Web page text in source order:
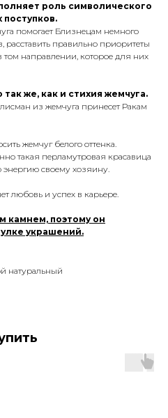
роль символического
помогает Близнецам немного
правильно приоритеты
направлении, которое для них
так же, как и стихия жемчуга.
из жемчуга принесет Ракам
жемчуг белого оттенка.
такая перламутровая красавица
энергию своему хозяину.
любовь и успех в карьере.
камнем, поэтому он
украшений.
натуральный